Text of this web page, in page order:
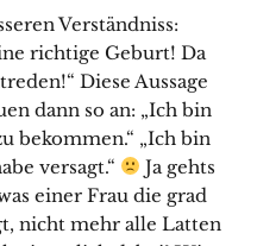
Verständniss:
richtige Geburt! Da
Diese Aussage
dann so an: „Ich bin
bekommen.“ „Ich bin
versagt.“
Ja gehts
einer Frau die grad
nicht mehr alle Latten